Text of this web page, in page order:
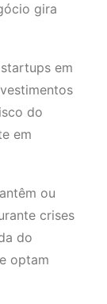
gira
em
do
em
ou
crises
do
optam